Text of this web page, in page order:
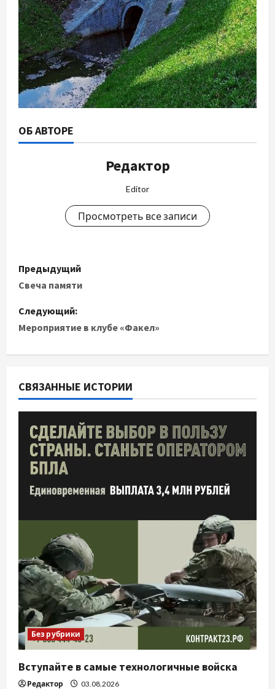
ОБ АВТОРЕ
Редактор
Editor
Просмотреть все записи
Н
а
в
а
ц
о
а
п
и
с
я
Предыдущий
Свеча памяти
Следующий:
Мероприятие в клубе «Факел»
СВЯЗАННЫЕ ИСТОРИИ
Без рубрики
Вступайте в самые технологичные войска
Редактор 03.08.2026